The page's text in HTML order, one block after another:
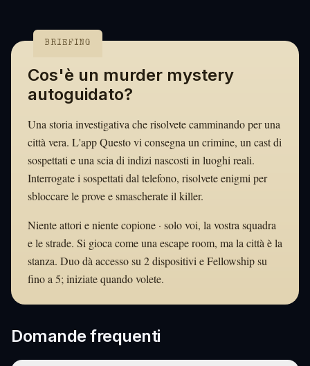
BRIEFING
Cos'è un murder mystery
autoguidato?
Una storia investigativa che risolvete camminando per una
città vera. L'app Questo vi consegna un crimine, un cast di
sospettati e una scia di indizi nascosti in luoghi reali.
Interrogate i sospettati dal telefono, risolvete enigmi per
sbloccare le prove e smascherate il killer.
Niente attori e niente copione · solo voi, la vostra squadra
e le strade. Si gioca come una escape room, ma la città è la
stanza. Duo dà accesso su 2 dispositivi e Fellowship su
fino a 5; iniziate quando volete.
Domande frequenti